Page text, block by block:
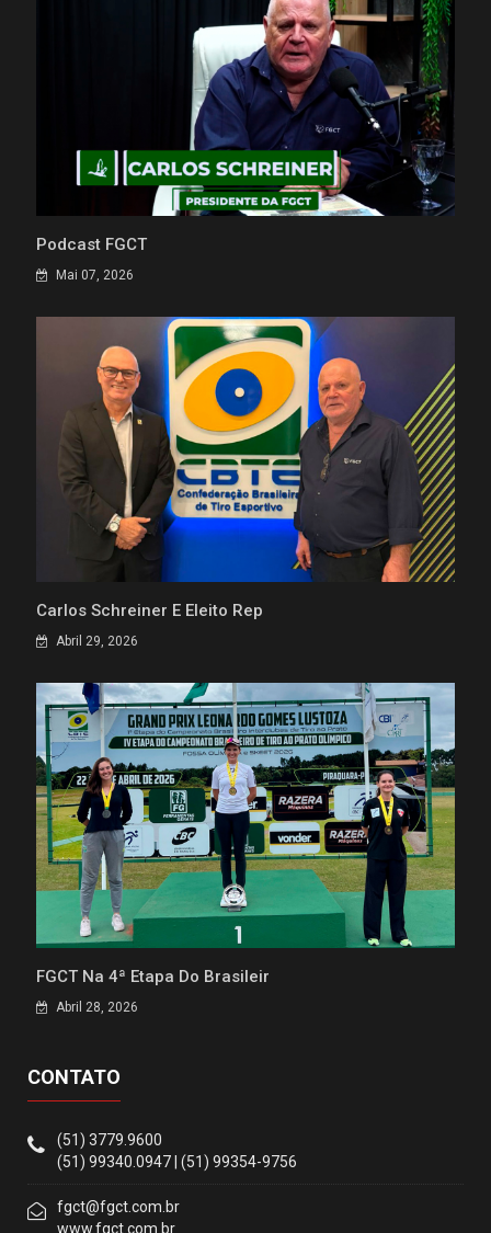
Podcast FGCT
Mai 07, 2026
Carlos Schreiner É Eleito Rep
Abril 29, 2026
FGCT Na 4ª Etapa Do Brasileir
Abril 28, 2026
CONTATO
(51) 3779.9600
(51) 99340.0947 | (51) 99354-9756
fgct@fgct.com.br
www.fgct.com.br